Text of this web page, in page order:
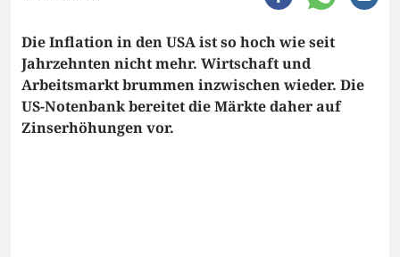
Die Inflation in den USA ist so hoch wie seit
Jahrzehnten nicht mehr. Wirtschaft und
Arbeitsmarkt brummen inzwischen wieder. Die
US-Notenbank bereitet die Märkte daher auf
Zinserhöhungen vor.